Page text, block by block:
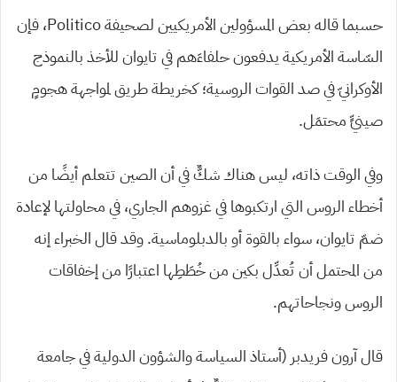
حسبما قاله بعض المسؤولين الأمريكيين لصحيفة Politico، فإن
السّاسة الأمريكية يدفعون حلفاءَهم في تايوان للأخذ بالنموذج
الأوكرانيّ في صد القوات الروسية؛ كخريطة طريق لمواجهة هجومٍ
صينيٍّ محتمَل.
وفي الوقت ذاته، ليس هناك شكٌّ في أن الصين تتعلم أيضًا من
أخطاء الروس التي ارتكبوها في غزوهم الجاري، في محاولتها لإعادة
ضمّ تايوان، سواء بالقوة أو بالدبلوماسية. وقد قال الخبراء إنه
من المحتمل أن تُعدِّل بكين من خُطَطِها اعتبارًا من إخفاقات
الروس ونجاحاتهم.
قال آرون فريدبر (أستاذ السياسة والشؤون الدولية في جامعة